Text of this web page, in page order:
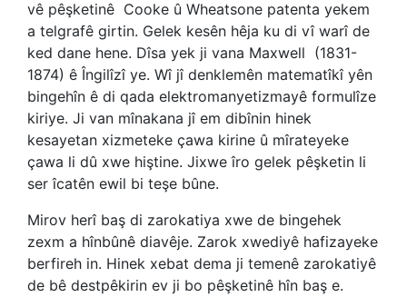
vê pêşketinê Cooke û Wheatsone patenta yekem
a telgrafê girtin. Gelek kesên hêja ku di vî warî de
ked dane hene. Dîsa yek ji vana Maxwell (1831-
1874) ê Îngilîzî ye. Wî jî denklemên matematîkî yên
bingehîn ê di qada elektromanyetizmayê formulîze
kiriye. Ji van mînakana jî em dibînin hinek
kesayetan xizmeteke çawa kirine û mîrateyeke
çawa li dû xwe hiştine. Jixwe îro gelek pêşketin li
ser îcatên ewil bi teşe bûne.
Mirov herî baş di zarokatiya xwe de bingehek
zexm a hînbûnê diavêje. Zarok xwediyê hafizayeke
berfireh in. Hinek xebat dema ji temenê zarokatiyê
de bê destpêkirin ev ji bo pêşketinê hîn baş e.